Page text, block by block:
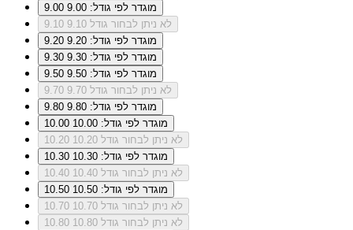
9.00
מוגדר לפי גודל: 9.00
9.10
לא ניתן לבחור גודל 9.10
9.20
מוגדר לפי גודל: 9.20
9.30
מוגדר לפי גודל: 9.30
9.50
מוגדר לפי גודל: 9.50
9.70
לא ניתן לבחור גודל 9.70
9.80
מוגדר לפי גודל: 9.80
10.00
מוגדר לפי גודל: 10.00
10.20
לא ניתן לבחור גודל 10.20
10.30
מוגדר לפי גודל: 10.30
10.40
לא ניתן לבחור גודל 10.40
10.50
מוגדר לפי גודל: 10.50
10.70
לא ניתן לבחור גודל 10.70
10.80
לא ניתן לבחור גודל 10.80